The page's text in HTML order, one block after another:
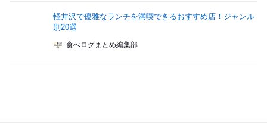
軽井沢で優雅なランチを満喫できるおすすめ店！ジャンル
別20選
食べログまとめ編集部